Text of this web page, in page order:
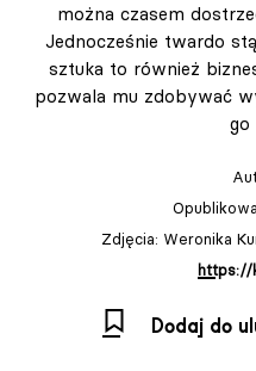
można czasem
Jednocześnie twardo
sztuka to również
pozwala mu zdobywać
go
Zdjęcia: Weronika
https://
Dodaj do